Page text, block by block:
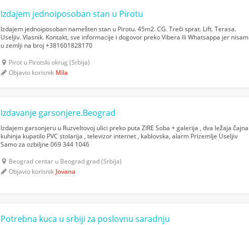
Izdajem jednoiposoban stan u Pirotu
Izdajem jednoiposoban namešten stan u Pirotu. 45m2. CG. Treći sprat. Lift. Terasa.
Useljiv. Vlasnik. Kontakt, sve informacije i dogovor preko Vibera ili Whatsappa jer nisam
u zemlji na broj +381601828170
Pirot u Pirotski okrug (Srbija)
Objavio korisnik Mila
Izdavanje garsonjere.Beograd
Izdajem garsonjeru u Ruzveltovoj ulici preko puta ZIRE Soba + galerija , dva ležaja čajna
kuhinja kupatilo PVC stolarija , televizor internet , kablovska, alarm Prizemlje Useljiv
Samo za ozbiljne 069 344 1046
Beograd centar u Beograd grad (Srbija)
Objavio korisnik Jovana
Potrebna kuca u srbiji za poslovnu saradnju